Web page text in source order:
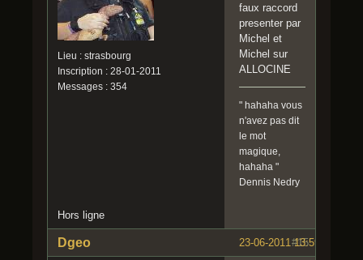
Lieu : strasbourg
Inscription : 28-01-2011
Messages : 354
faux raccord
presenter par
Michel et
Michel sur
ALLOCINE
" hahaha vous
n'avez pas dit
le mot
magique,
hahaha "
Dennis Nedry
Hors ligne
#15
23-06-2011 13:59:39
Dgeo